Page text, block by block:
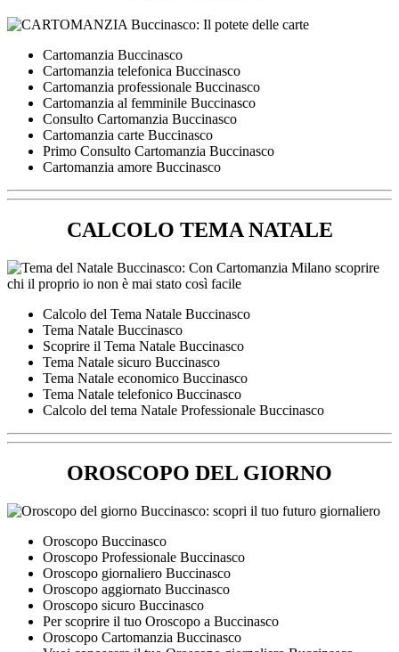
Cartomanzia Buccinasco
Cartomanzia telefonica Buccinasco
Cartomanzia professionale Buccinasco
Cartomanzia al femminile Buccinasco
Consulto Cartomanzia Buccinasco
Cartomanzia carte Buccinasco
Primo Consulto Cartomanzia Buccinasco
Cartomanzia amore Buccinasco
CALCOLO TEMA NATALE
Calcolo del Tema Natale Buccinasco
Tema Natale Buccinasco
Scoprire il Tema Natale Buccinasco
Tema Natale sicuro Buccinasco
Tema Natale economico Buccinasco
Tema Natale telefonico Buccinasco
Calcolo del tema Natale Professionale Buccinasco
OROSCOPO DEL GIORNO
Oroscopo Buccinasco
Oroscopo Professionale Buccinasco
Oroscopo giornaliero Buccinasco
Oroscopo aggiornato Buccinasco
Oroscopo sicuro Buccinasco
Per scoprire il tuo Oroscopo a Buccinasco
Oroscopo Cartomanzia Buccinasco